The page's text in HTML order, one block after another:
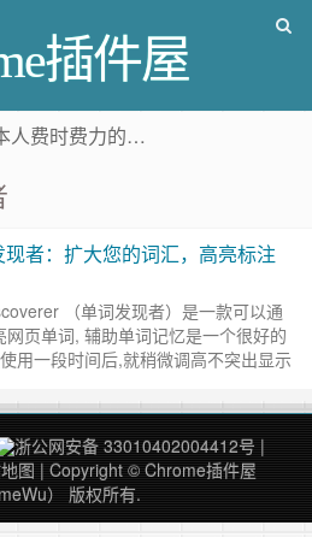
插件屋
时费力的人工筛选推荐
者：扩大您的词汇，高亮标注
（单词发现者）是一款可以通
网页单词, 辅助单词记忆是一个很好的
用一段时间后,就稍微调高不突出显示
浙公网安备 33010402004412号 |
图 | Copyright © Chrome插件屋
） 版权所有.